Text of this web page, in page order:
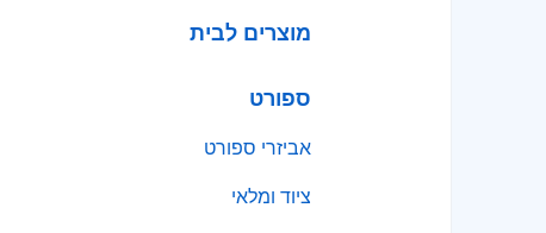
מוצרים לבית
ספורט
אביזרי ספורט
ציוד ומלאי